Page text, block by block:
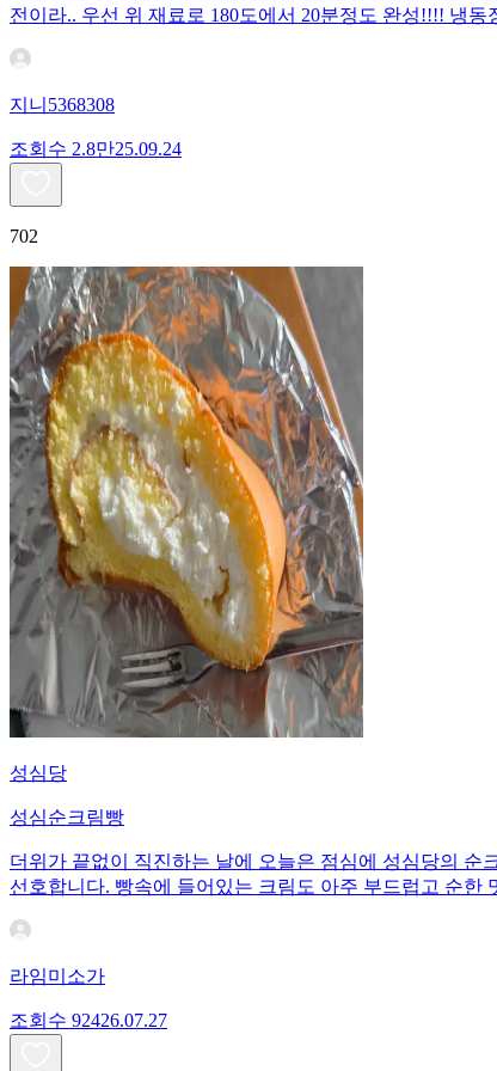
전이라.. 우선 위 재료로 180도에서 20분정도 완성!!!! 냉
지니5368308
조회수 2.8만25.09.24
702
성심당
성심순크림빵
더위가 끝없이 직진하는 날에 오늘은 점심에 성심당의 순
선호합니다. 빵속에 들어있는 크림도 아주 부드럽고 순한
라임미소가
조회수 92426.07.27